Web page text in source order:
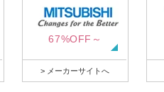
67%OFF～
> メーカーサイトへ